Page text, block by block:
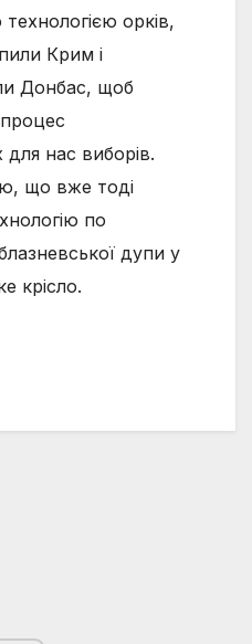
орків,
Крим і
Донбас, щоб
нас виборів.
що вже тоді
по
дупи у
крісло.